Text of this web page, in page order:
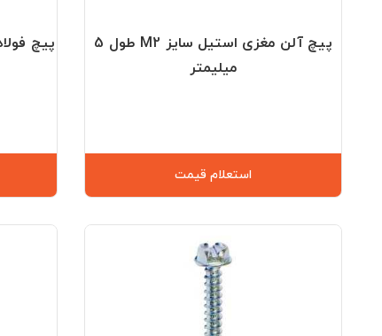
پیچ آلن مغزی استیل سایز M2 طول 5
میلیمتر
استعلام قیمت